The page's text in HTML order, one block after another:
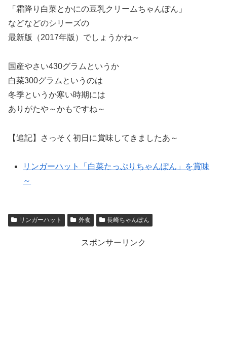
「霜降り白菜とかにの豆乳クリームちゃんぽん」
などなどのシリーズの
最新版（2017年版）でしょうかね～
国産やさい430グラムというか
白菜300グラムというのは
冬季というか寒い時期には
ありがたや～かもですね～
【追記】さっそく初日に賞味してきましたあ～
リンガーハット「白菜たっぷりちゃんぽん」を賞味
～
リンガーハット 外食 長崎ちゃんぽん
スポンサーリンク